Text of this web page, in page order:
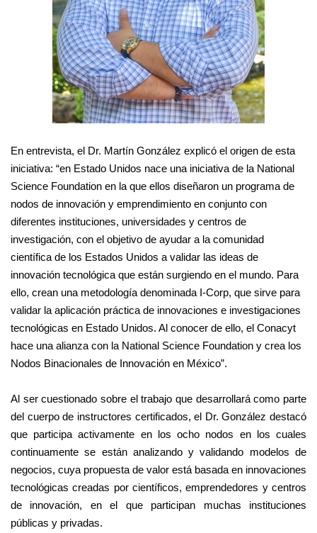
En entrevista, el Dr. Martín González explicó el origen de esta
iniciativa: “en Estado Unidos nace una iniciativa de la National
Science Foundation en la que ellos diseñaron un programa de
nodos de innovación y emprendimiento en conjunto con
diferentes instituciones, universidades y centros de
investigación, con el objetivo de ayudar a la comunidad
científica de los Estados Unidos a validar las ideas de
innovación tecnológica que están surgiendo en el mundo. Para
ello, crean una metodología denominada I-Corp, que sirve para
validar la aplicación práctica de innovaciones e investigaciones
tecnológicas en Estado Unidos. Al conocer de ello, el Conacyt
hace una alianza con la National Science Foundation y crea los
Nodos Binacionales de Innovación en México”.
Al ser cuestionado sobre el trabajo que desarrollará como parte
del cuerpo de instructores certificados, el Dr. González destacó
que participa activamente en los ocho nodos en los cuales
continuamente se están analizando y validando modelos de
negocios, cuya propuesta de valor está basada en innovaciones
tecnológicas creadas por científicos, emprendedores y centros
de innovación, en el que participan muchas instituciones
públicas y privadas.